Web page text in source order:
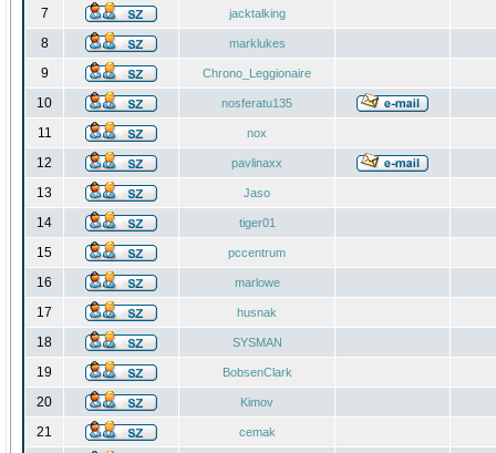
7 jacktalking
8 marklukes
9 Chrono_Leggionaire
10 nosferatu135
11 nox
12 pavlinaxx
13 Jaso
14 tiger01
15 pccentrum
16 marlowe
17 husnak
18 SYSMAN
19 BobsenClark
20 Kimov
21 cemak